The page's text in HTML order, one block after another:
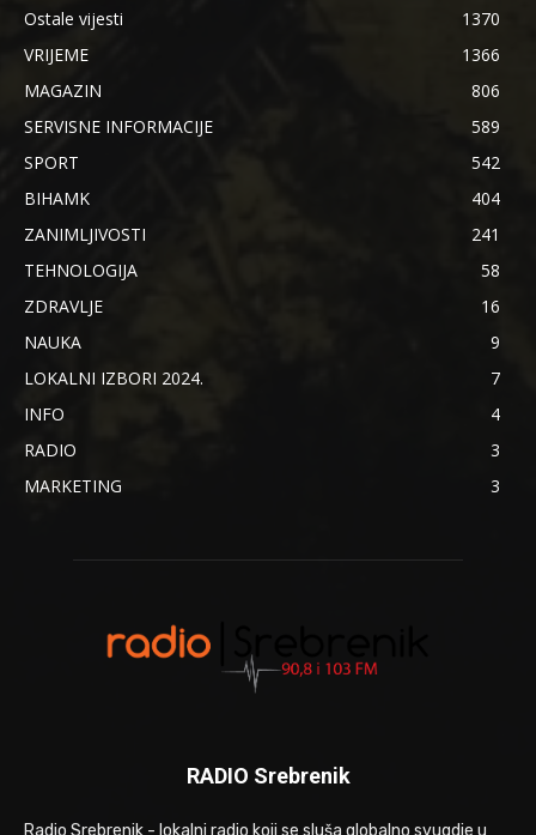
Ostale vijesti
1370
VRIJEME
1366
MAGAZIN
806
SERVISNE INFORMACIJE
589
SPORT
542
BIHAMK
404
ZANIMLJIVOSTI
241
TEHNOLOGIJA
58
ZDRAVLJE
16
NAUKA
9
LOKALNI IZBORI 2024.
7
INFO
4
RADIO
3
MARKETING
3
RADIO Srebrenik